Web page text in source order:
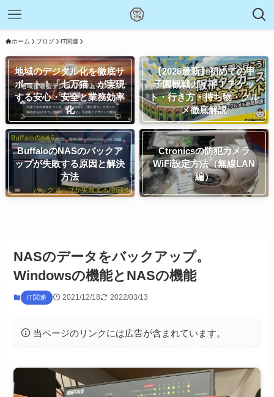
ホーム ブログ IT関連
地域のデジタル化を徹底サ
ポート！「七万猫」が実現
する安心・安全と業務効率
化
【2026最新】初めての甲
子園観戦ガイド！チケッ
ト・行き方・持ち物・グル
メ徹底解説
BuffaloのNASのバックア
ップが失敗する原因と解決
方法
Ctronicsの防犯カメラ
WiFi設定方法（無線LAN
編）
NASのデータをバックアップ。
Windowsの機能とNASの機能
IT関連 2021/12/18 2022/03/13
当ページのリンクには広告が含まれています。